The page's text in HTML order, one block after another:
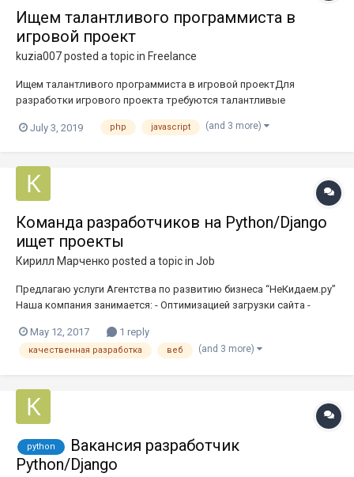
Ищем талантливого программиста в
игровой проект
kuzia007posted a topic in Freelance
Ищем талантливого программиста в игровой проектДля
разработки игрового проекта требуются талантливые
PythonПреимуществом будет если когда-то работали с
July 3, 2019 php javascript (and 3 more)
Команда разработчиков на Python/Django
ищет проекты
Кирилл Марченко posted a topic in Job
Предлагаю услуги Агентства по развитию бизнеса “НеКидаем.ру”
Наша компания занимается: - Оптимизацией загрузки сайта -
маркетинговой кампании - Юзабилити аудит сайта - Переводом
сайта к адаптивному виду - Переводом сайтов на HTT...
May 12, 2017 1 reply
качественная разработка веб (and 3 more)
python
Вакансия разработчик
Python/Django